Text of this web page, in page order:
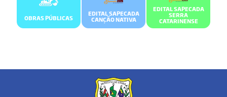
OBRAS PÚBLICAS
EDITAL SAPECADA
CANÇÃO NATIVA
EDITAL SAPECADA
SERRA
CATARINENSE